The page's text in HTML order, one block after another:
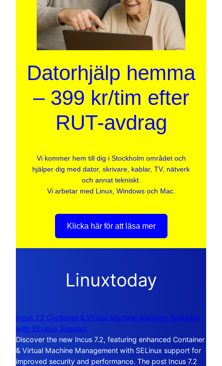
Datorhjälp hemma
– 399 kr/tim efter
RUT-avdrag
Vi kommer hem till dig i Stockholm området och
hjälper dig med dator, skrivare, kablar, TV, nätverk
och annat tekniskt.
Vi arbetar med Linux, Windows och Mac.
Klicka här för att läsa mer
Linuxtoday
Incus 7.2 Container & Virtual Machine Manager Released
with SELinux Support
Discover the new Incus 7.2, featuring enhanced Container
& Virtual Machine Management with SELinux support for
improved security and performance. The post Incus 7.2